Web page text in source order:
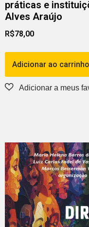
práticas e
Alves Araújo
R$78,00
Adicionar ao carrinho